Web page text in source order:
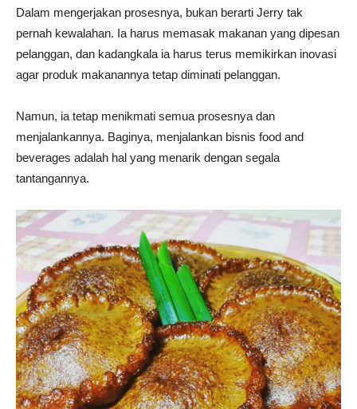
Dalam mengerjakan prosesnya, bukan berarti Jerry tak
pernah kewalahan. Ia harus memasak makanan yang dipesan
pelanggan, dan kadangkala ia harus terus memikirkan inovasi
agar produk makanannya tetap diminati pelanggan.
Namun, ia tetap menikmati semua prosesnya dan
menjalankannya. Baginya, menjalankan bisnis food and
beverages adalah hal yang menarik dengan segala
tantangannya.